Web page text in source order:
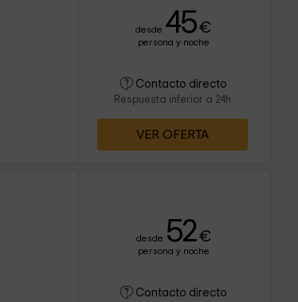
desde 45€
persona y noche
Contacto directo
Respuesta inferior a 24h
VER OFERTA
desde 52€
persona y noche
Contacto directo